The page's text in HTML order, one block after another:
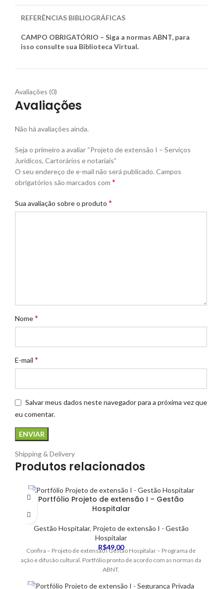
REFERÊNCIAS BIBLIOGRÁFICAS
CAMPO OBRIGATÓRIO – Siga a normas ABNT, para
isso consulte sua Biblioteca Virtual.
Avaliações (0)
Avaliações
Não há avaliações ainda.
Seja o primeiro a avaliar “Projeto de extensão I – Serviços
Jurídicos, Cartorários e notariais”
O seu endereço de e-mail não será publicado. Campos
obrigatórios são marcados com *
Sua avaliação sobre o produto *
Nome*
E-mail *
Salvar meus dados neste navegador para a próxima vez que
eu comentar.
Shipping & Delivery
Produtos relacionados
Portfólio Projeto de extensão I – Gestão
Hospitalar
Gestão Hospitalar, Projeto de extensão I - Gestão
Hospitalar
R$49,00
Confira – Projeto de extensão I Gestão Hospitalar – Programa de
ação e difusão cultural. Portfólio pronto de acordo com as normas da
ABNT.